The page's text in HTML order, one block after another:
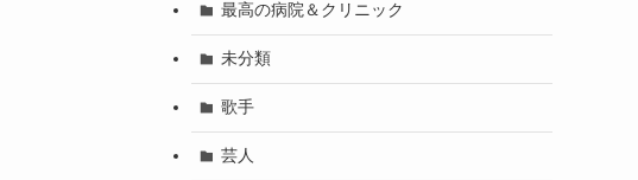
最高の病院＆クリニック
未分類
歌手
芸人